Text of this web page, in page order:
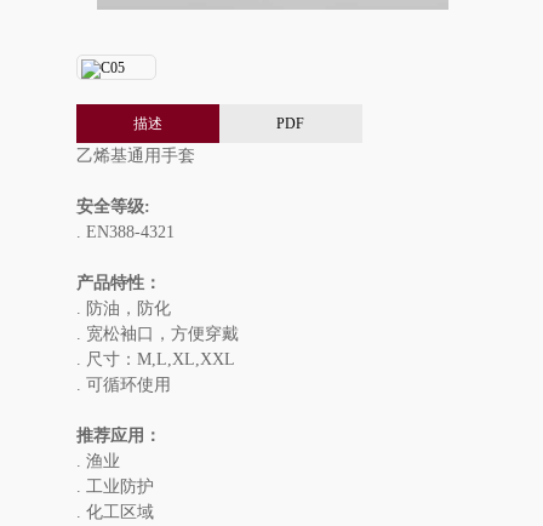
描述 PDF
乙烯基通用手套
安全等级:
. EN388-4321
产品特性：
. 防油，防化
. 宽松袖口，方便穿戴
. 尺寸：M,L,XL,XXL
. 可循环使用
推荐应用：
. 渔业
. 工业防护
. 化工区域